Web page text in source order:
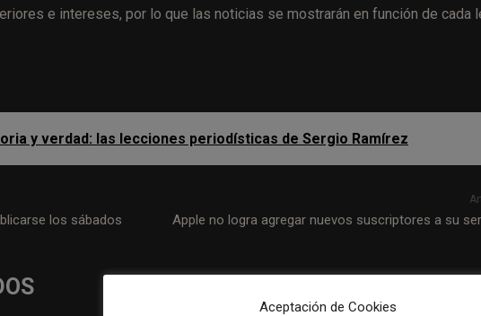
e intereses, por lo que las noticias se mostrarán en función de cada
y verdad: las lecciones periodísticas de Sergio Ramírez
los sábados Apple no logra agregar nuevos suscriptores a su
Aceptación de Cookies